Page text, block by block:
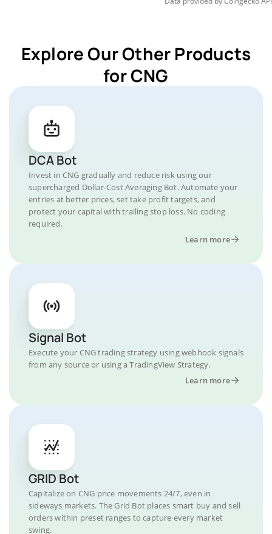
Explore Our Other Products
for CNG
DCA Bot
Invest in CNG gradually and reduce risk using our
supercharged Dollar-Cost Averaging Bot. Automate your
entries at better prices, set take profit targets, and
protect your capital with trailing stop loss. No coding
required.
Learn more
Signal Bot
Execute your CNG trading strategy using webhook signals
from any source or using a TradingView Strategy.
Learn more
GRID Bot
Capitalize on CNG price movements 24/7, even in
sideways markets. The Grid Bot places smart buy and sell
orders within preset ranges to capture every market
swing.